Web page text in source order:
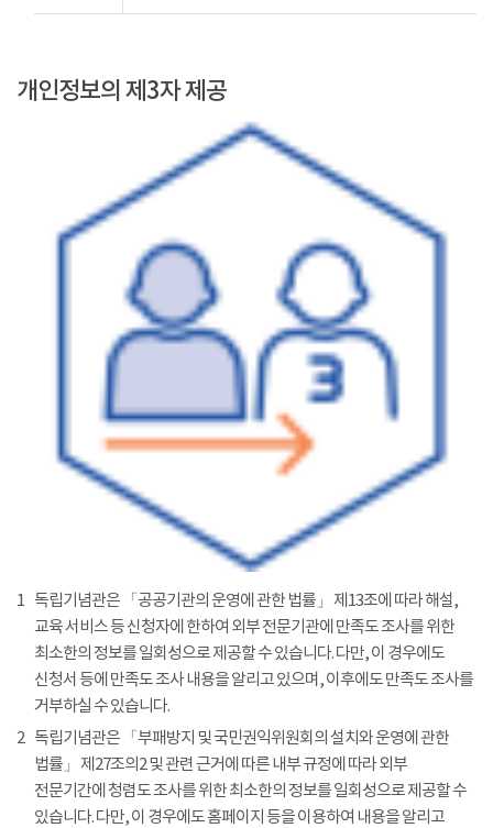
개인정보의 제3자 제공
1 독립기념관은 「공공기관의 운영에 관한 법률」 제13조에 따라 해설,
교육 서비스 등 신청자에 한하여 외부 전문기관에 만족도 조사를 위한
최소한의 정보를 일회성으로 제공할 수 있습니다. 다만, 이 경우에도
신청서 등에 만족도 조사 내용을 알리고 있으며, 이후에도 만족도 조사를
거부하실 수 있습니다.
2 독립기념관은 「부패방지 및 국민권익위원회의 설치와 운영에 관한
법률」 제27조의2 및 관련 근거에 따른 내부 규정에 따라 외부
전문기간에 청렴도 조사를 위한 최소한의 정보를 일회성으로 제공할 수
있습니다. 다만, 이 경우에도 홈페이지 등을 이용하여 내용을 알리고